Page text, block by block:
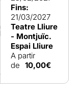
Fins:
21/03/2027
Teatre Lliure
- Montjuïc.
Espai Lliure
A partir
de 10,00€